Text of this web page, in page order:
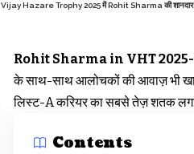
Vijay Hazare Trophy 2025 में Rohit Sharma की शानदार
Rohit Sharma in VHT
के साथ-साथ आलोचकों की आवाज़ भी
लिस्ट-A करियर का सबसे तेज़ शतक लगा
Contents